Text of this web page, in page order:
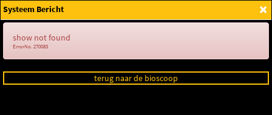
Login
×
Systeem Bericht
show not found
ErrorNo. 270083
terug naar de bioscoop